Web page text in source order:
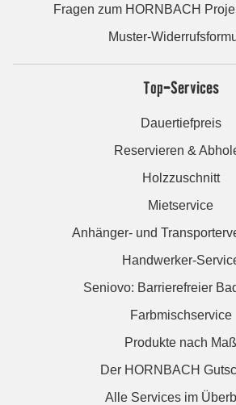
Fragen zum HORNBACH
Muster-
Top-Services
Dauertiefpreis
Reservieren &
Holzzuschnitt
Mietservice
Anhänger- und
Handwerker-
Seniovo: Barrierefreier
Farbmischservice
Produkte nach Maß
Der HORNBACH
Alle Services im